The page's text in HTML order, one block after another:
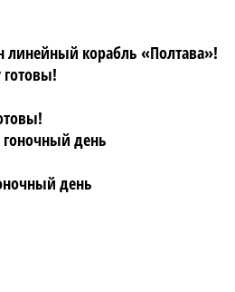
линейный корабль «Полтава»!
день